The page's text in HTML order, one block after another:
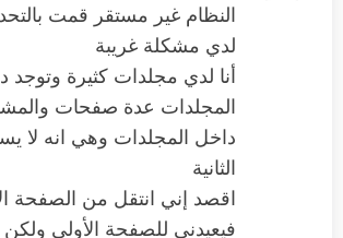
النظام غير مستقر قمت
لدي مشكلة غريبة
أنا لدي مجلدات كثيرة وتوجد
المجلدات عدة صفحات
داخل المجلدات وهي انه لا
الثانية
اقصد إني انتقل من الصفحة
فيعيدني للصفحة الأولى